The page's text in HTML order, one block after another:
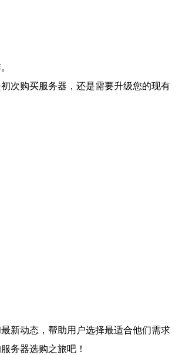
次购买服务器，还是需要升级您的现有
新动态，帮助用户选择最适合他们需求
务器选购之旅吧！